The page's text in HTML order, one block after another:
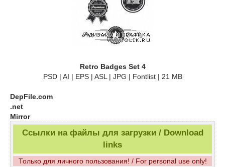
Retro Badges Set 4
PSD | AI | EPS | ASL | JPG | Fontlist | 21 MB
DepFile.com
.net
Mirror
Ссылки на файлы для загрузки / Download
links
Только для личного пользования! / For personal use only!